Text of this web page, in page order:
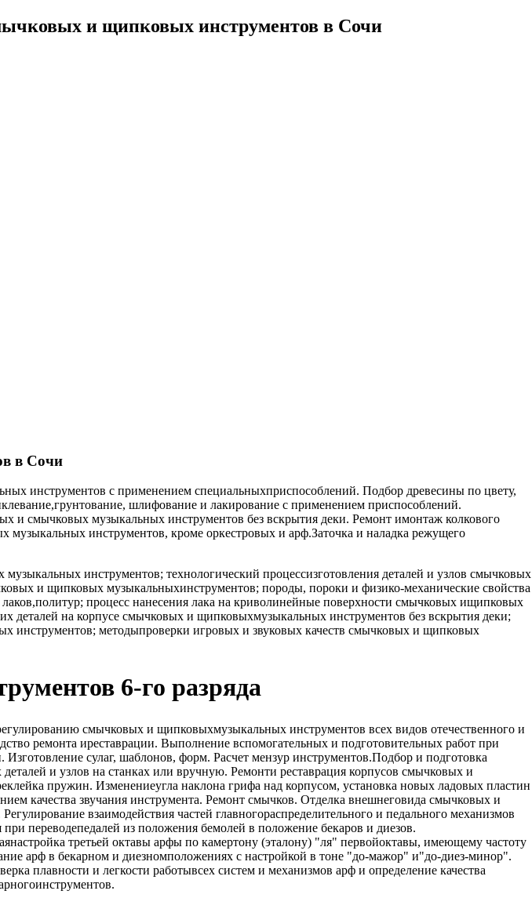
и щипковых инструментов в Сочи
в Сочи
инструментов с применением специальныхприспособлений. Подбор древесины по цвету,
шлифование и лакирование с применением приспособлений.
и смычковых музыкальных инструментов без вскрытия деки. Ремонт имонтаж колкового
инструментов, кроме оркестровых и арф.Заточка и наладка режущего
инструментов; технологический процессизготовления деталей и узлов смычковых
и щипковых музыкальныхинструментов; породы, пороки и физико-механические свойства
процесс нанесения лака на криволинейные поверхности смычковых ищипковых
деталей на корпусе смычковых и щипковыхмузыкальных инструментов без вскрытия деки;
методыпроверки игровых и звуковых качеств смычковых и щипковых
6-го разряда
смычковых и щипковыхмузыкальных инструментов всех видов отечественного и
ремонта иреставрации. Выполнение вспомогательных и подготовительных работ при
сулаг, шаблонов, форм. Расчет мензур инструментов.Подбор и подготовка
и узлов на станках или вручную. Ремонти реставрация корпусов смычковых и
пружин. Изменениеугла наклона грифа над корпусом, установка новых ладовых пластин
качества звучания инструмента. Ремонт смычков. Отделка внешнеговида смычковых и
взаимодействия частей главногораспределительного и педального механизмов
переводепедалей из положения бемолей в положение бекаров и диезов.
третьей октавы арфы по камертону (эталону) "ля" первойоктавы, имеющему частоту
арф в бекарном и диезномположениях с настройкой в тоне "до-мажор" и"до-диез-минор".
плавности и легкости работывсех систем и механизмов арф и определение качества